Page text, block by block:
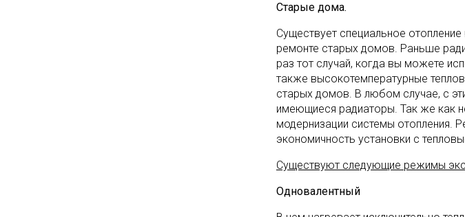
Старые дома.
Существует специальное
ремонте старых домов. Раньше
раз тот случай, когда вы можете
также высокотемпературные
старых домов. В любом случае, с
имеющиеся радиаторы. Так же как
модернизации системы отопления.
экономичность установки с
Существуют следующие режимы
Одновалентный